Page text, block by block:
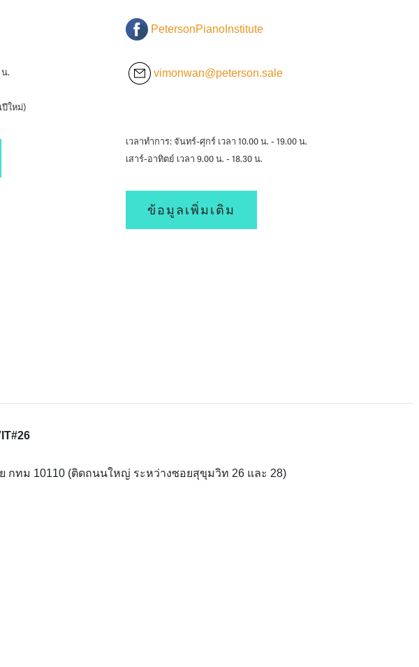
น.
ใหม่)
PetersonPianoInstitute
vimonwan@peterson.sale
เวลาทำการ: จันทร์-ศุกร์ เวลา 10.00 น. - 19.00 น.
เสาร์-อาทิตย์ เวลา 9.00 น. - 18.30 น.
ข้อมูลเพิ่มเติม
กทม 10110 (ติดถนนใหญ่ ระหว่างซอยสุขุมวิท 26 และ 28)